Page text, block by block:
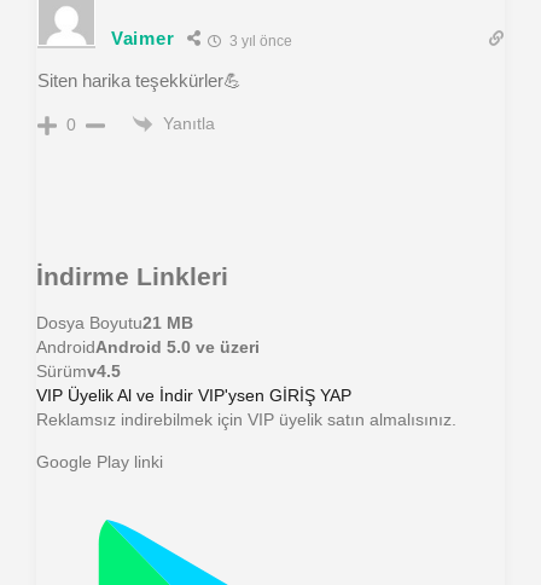
Vaimer 3 yıl önce
Siten harika teşekkürler💪
0 Yanıtla
İndirme Linkleri
Dosya Boyutu21 MB
AndroidAndroid 5.0 ve üzeri
Sürümv4.5
VIP Üyelik Al ve İndir VIP'ysen GİRİŞ YAP
Reklamsız indirebilmek için VIP üyelik satın almalısınız.
Google Play linki